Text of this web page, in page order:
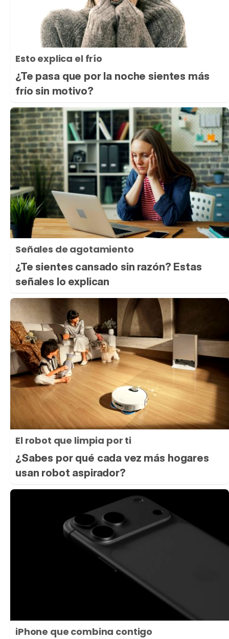
Esto explica el frío
¿Te pasa que por la noche sientes más
frío sin motivo?
Señales de agotamiento
¿Te sientes cansado sin razón? Estas
señales lo explican
El robot que limpia por ti
¿Sabes por qué cada vez más hogares
usan robot aspirador?
iPhone que combina contigo